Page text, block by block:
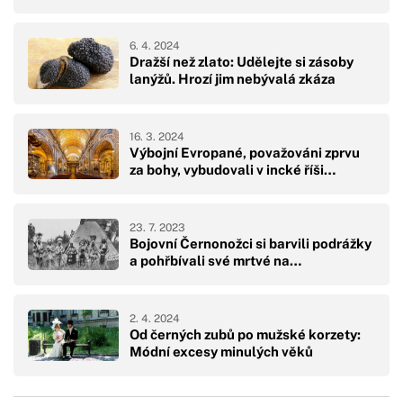
Dražší než zlato: Udělejte si zásoby
lanýžů. Hrozí jim nebývalá zkáza
6. 4. 2024
Výbojní Evropané, považováni zprvu
za bohy, vybudovali v incké říši…
16. 3. 2024
Bojovní Černonožci si barvili podrážky
a pohřbívali své mrtvé na…
23. 7. 2023
Od černých zubů po mužské korzety:
Módní excesy minulých věků
2. 4. 2024